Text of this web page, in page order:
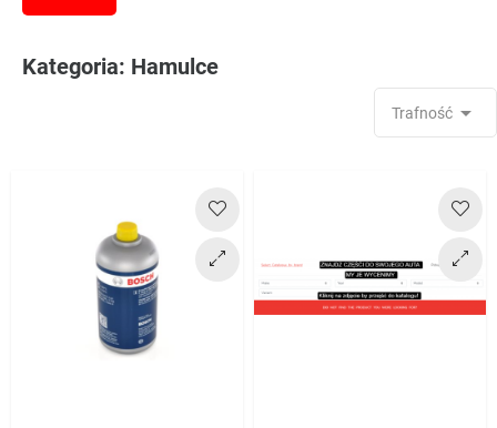
Kategoria: Hamulce
Trafność 